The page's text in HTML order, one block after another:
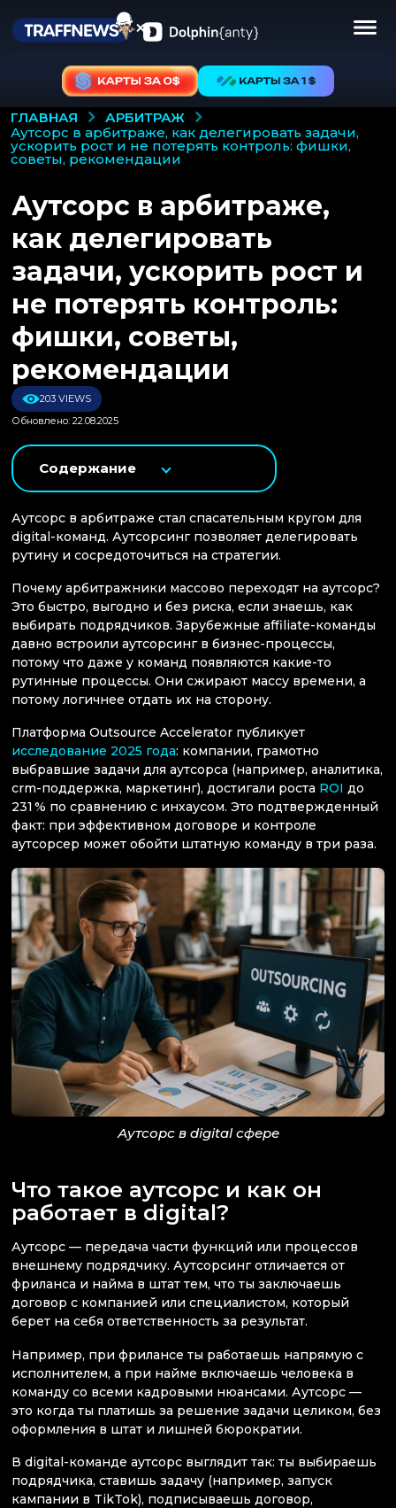
ГЛАВНАЯ
АРБИТРАЖ
аутсорс в арбитраже, как делегировать задачи,
ускорить рост и не потерять контроль: фишки,
советы, рекомендации
Аутсорс в арбитраже,
как делегировать
задачи, ускорить рост и
не потерять контроль:
фишки, советы,
рекомендации
203 VIEWS
Обновлено: 22.08.2025
Содержание
Аутсорс в арбитраже стал спасательным кругом для
digital-команд. Аутсорсинг позволяет делегировать
рутину и сосредоточиться на стратегии.
Почему арбитражники массово переходят на аутсорс?
Это быстро, выгодно и без риска, если знаешь, как
выбирать подрядчиков. Зарубежные affiliate-команды
давно встроили аутсорсинг в бизнес-процессы,
потому что даже у команд появляются какие-то
рутинные процессы. Они сжирают массу времени, а
потому логичнее отдать их на сторону.
Платформа Outsource Accelerator публикует
исследование 2025 года: компании, грамотно
выбравшие задачи для аутсорса (например, аналитика,
crm-поддержка, маркетинг), достигали роста ROI до
231 % по сравнению с инхаусом. Это подтвержденный
факт: при эффективном договоре и контроле
аутсорсер может обойти штатную команду в три раза.
Аутсорс в digital сфере
Что такое аутсорс и как он
работает в digital?
Аутсорс — передача части функций или процессов
внешнему подрядчику. Аутсорсинг отличается от
фриланса и найма в штат тем, что ты заключаешь
договор с компанией или специалистом, который
берет на себя ответственность за результат.
Например, при фрилансе ты работаешь напрямую с
исполнителем, а при найме включаешь человека в
команду со всеми кадровыми нюансами. Аутсорс —
это когда ты платишь за решение задачи целиком, без
оформления в штат и лишней бюрократии.
В digital-команде аутсорс выглядит так: ты выбираешь
подрядчика, ставишь задачу (например, запуск
кампании в TikTok), подписываешь договор,